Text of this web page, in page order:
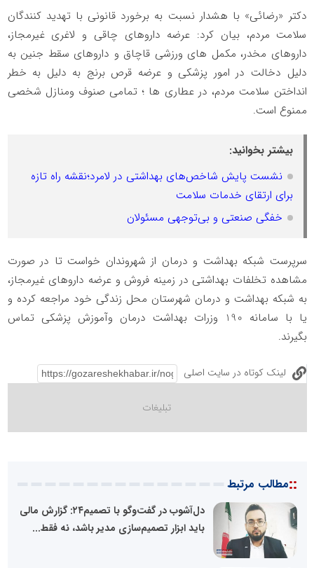
دکتر «رضائی» با هشدار نسبت به برخورد قانونی با تهدید کنندگان
سلامت مردم، بیان کرد: عرضه داروهای چاقی و لاغری غیر‌مجاز،
داروهای مخدر، مکمل های ورزشی قاچاق و داروهای سقط جنین به
دلیل دخالت در امور پزشکی و عرضه قرص برنج به دلیل به خطر
انداختن سلامت مردم، در عطاری ها ؛ تمامی صنوف ومنازل شخصی
ممنوع است.
بیشتر بخوانید:
نشست پایش شاخص‌های بهداشتی در لامرد؛نقشه راه تازه
برای ارتقای خدمات سلامت
خفگی صنعتی و بی‌توجهی مسئولان
سرپرست شبکه بهداشت و درمان از شهروندان خواست تا در صورت
مشاهده تخلفات بهداشتی در زمینه فروش و عرضه داروهای غیر‌مجاز،
به شبکه بهداشت و درمان شهرستان محل زندگی خود مراجعه کرده و
یا با سامانه 190 وزرات بهداشت درمان وآموزش پزشکی تماس
بگیرند.
لینک کوتاه در سایت اصلی
::مطالب مرتبط
دل‌آشوب در گفت‌وگو با تصمیم۲۴: گزارش مالی
باید ابزار تصمیم‌سازی مدیر باشد، نه فقط...